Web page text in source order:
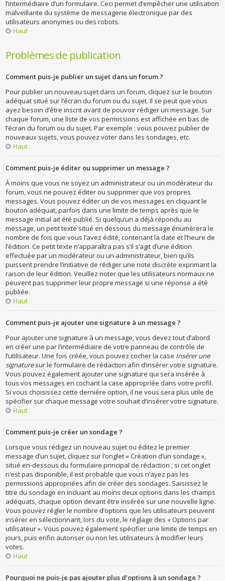
l’intermédiaire d’un formulaire. Ceci permet d’empêcher une utilisation
malveillante du système de messagerie électronique par des
utilisateurs anonymes ou des robots.
Haut
Problèmes de publication
Comment puis-je publier un sujet dans un forum ?
Pour publier un nouveau sujet dans un forum, cliquez sur le bouton
adéquat situé sur l’écran du forum ou du sujet. Il se peut que vous
ayez besoin d’être inscrit avant de pouvoir rédiger un message. Sur
chaque forum, une liste de vos permissions est affichée en bas de
l’écran du forum ou du sujet. Par exemple : vous pouvez publier de
nouveaux sujets, vous pouvez voter dans les sondages, etc.
Haut
Comment puis-je éditer ou supprimer un message ?
À moins que vous ne soyez un administrateur ou un modérateur du
forum, vous ne pouvez éditer ou supprimer que vos propres
messages. Vous pouvez éditer un de vos messages en cliquant le
bouton adéquat, parfois dans une limite de temps après que le
message initial ait été publié. Si quelqu’un a déjà répondu au
message, un petit texte situé en dessous du message énumèrera le
nombre de fois que vous l’avez édité, contenant la date et l’heure de
l’édition. Ce petit texte n’apparaîtra pas s’il s’agit d’une édition
effectuée par un modérateur ou un administrateur, bien qu’ils
puissent prendre l’initiative de rédiger une note discrète exprimant la
raison de leur édition. Veuillez noter que les utilisateurs normaux ne
peuvent pas supprimer leur propre message si une réponse a été
publiée.
Haut
Comment puis-je ajouter une signature à un message ?
Pour ajouter une signature à un message, vous devez tout d’abord
en créer une par l’intermédiaire de votre panneau de contrôle de
l’utilisateur. Une fois créée, vous pouvez cocher la case Insérer une
signaturesur le formulaire de rédaction afin d’insérer votre signature.
Vous pouvez également ajouter une signature qui sera insérée à
tous vos messages en cochant la case appropriée dans votre profil.
Si vous choisissez cette dernière option, il ne vous sera plus utile de
spécifier sur chaque message votre souhait d’insérer votre signature.
Haut
Comment puis-je créer un sondage ?
Lorsque vous rédigez un nouveau sujet ou éditez le premier
message d’un sujet, cliquez sur l’onglet « Création d’un sondage »,
situé en-dessous du formulaire principal de rédaction ; si cet onglet
n’est pas disponible, il est probable que vous n’ayez pas les
permissions appropriées afin de créer des sondages. Saisissez le
titre du sondage en incluant au moins deux options dans les champs
adéquats, chaque option devant être insérée sur une nouvelle ligne.
Vous pouvez régler le nombre d’options que les utilisateurs peuvent
insérer en sélectionnant, lors du vote, le réglage des « Options par
utilisateur ». Vous pouvez également spécifier une limite de temps en
jours, puis enfin autoriser ou non les utilisateurs à modifier leurs
votes.
Haut
Pourquoi ne puis-je pas ajouter plus d’options à un sondage ?